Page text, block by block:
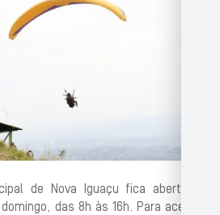
de Nova Iguaçu fica aberto ao
das 8h às 16h. Para acessar